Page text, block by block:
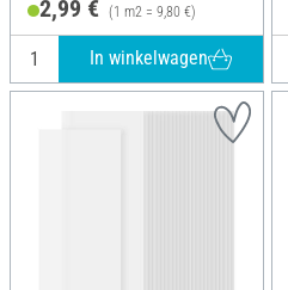
2,99 € (1 m2 = 9,80 €)
In winkelwagen